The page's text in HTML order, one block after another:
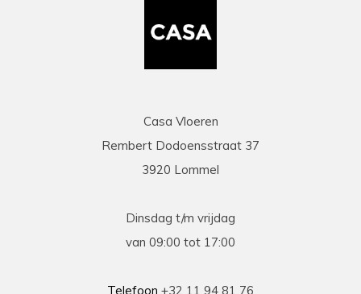
Casa Vloeren
Rembert Dodoensstraat 37
3920 Lommel
Dinsdag t/m vrijdag
van 09:00 tot 17:00
Telefoon +32 11 94 81 76